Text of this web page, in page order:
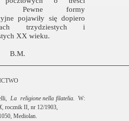
Pewne formy
pojawiły się dopiero
trzydziestych i
XX wieku.
B.M.
La religione nella filatelia. W:
rocznik II, nr 12/1903,
Mediolan.